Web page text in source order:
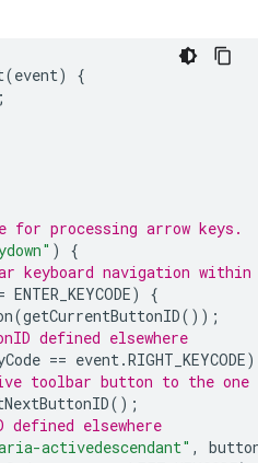
(event)
{
;
for processing arrow keys.
)
{
keyboard navigation
ENTER_KEYCODE)
{
(getCurrentButtonID());
defined elsewhere
== event .RIGHT_KEYCODE)
toolbar button to the
();
defined elsewhere
activedescendant" ,